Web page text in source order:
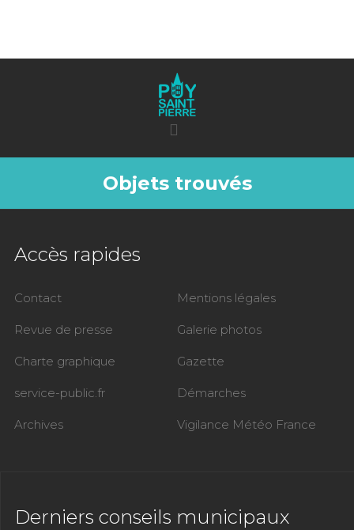
Objets trouvés
Accès rapides
Contact Mentions légales
Revue de presse Galerie photos
Charte graphique Gazette
service-public.fr Démarches
Archives Vigilance Météo France
Derniers conseils municipaux